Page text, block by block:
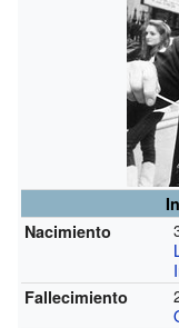
Nacimiento
Fallecimiento